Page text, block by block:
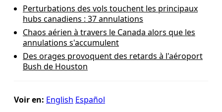
Perturbations des vols touchent les principaux
hubs canadiens : 37 annulations
Chaos aérien à travers le Canada alors que les
annulations s'accumulent
Des orages provoquent des retards à l'aéroport
Bush de Houston
Voir en: English Español